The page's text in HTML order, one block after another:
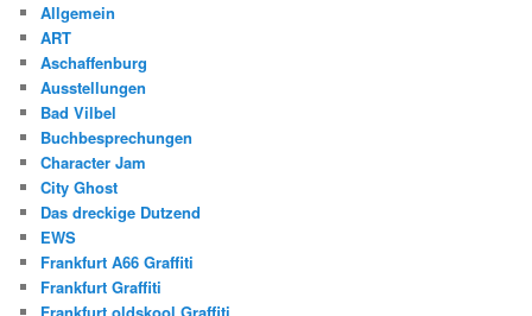
Allgemein
ART
Aschaffenburg
Ausstellungen
Bad Vilbel
Buchbesprechungen
Character Jam
City Ghost
Das dreckige Dutzend
EWS
Frankfurt A66 Graffiti
Frankfurt Graffiti